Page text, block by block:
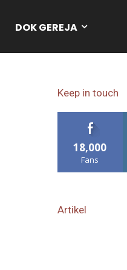
DOK GEREJA
Keep in touch
18,000
Fans
Artikel